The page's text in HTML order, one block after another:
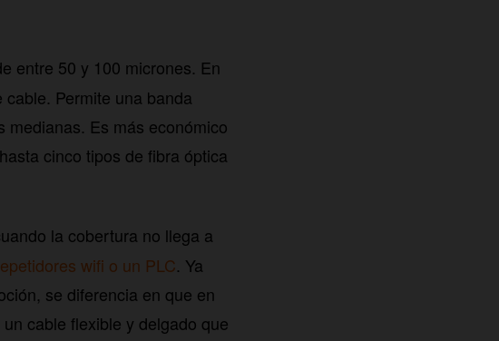
entre 50 y 100 micrones. En
Permite una banda
medianas. Es más económico
cinco tipos de fibra óptica
la cobertura no llega a
wifi o un PLC. Ya
se diferencia en que en
cable flexible y delgado que